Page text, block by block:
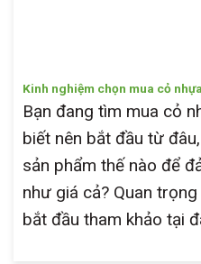
Kinh nghiệm chọn mua cỏ
Bạn đang tìm mua cỏ
biết nên bắt đầu từ
sản phẩm thế nào để
như giá cả? Quan
bắt đầu tham khảo tại